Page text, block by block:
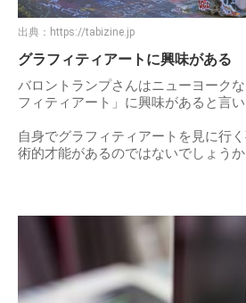
出典： https://tabizine.jp
グラフィティアートに興味がある
バロントランプさんはニューヨーク
フィティアート」に興味があると言い
自身でグラフィティアートを見に行
術的才能があるのではないでしょうか